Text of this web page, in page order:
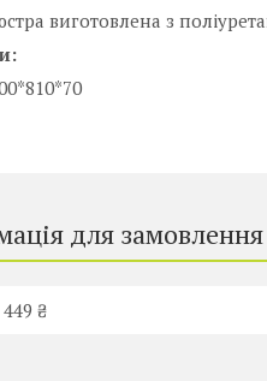
виготовлена з
для замовлення
449 ₴